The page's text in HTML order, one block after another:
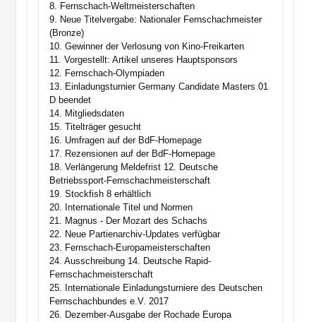
8. Fernschach-Weltmeisterschaften
9. Neue Titelvergabe: Nationaler Fernschachmeister
(Bronze)
10. Gewinner der Verlosung von Kino-Freikarten
11. Vorgestellt: Artikel unseres Hauptsponsors
12. Fernschach-Olympiaden
13. Einladungsturnier Germany Candidate Masters 01
D beendet
14. Mitgliedsdaten
15. Titelträger gesucht
16. Umfragen auf der BdF-Homepage
17. Rezensionen auf der BdF-Homepage
18. Verlängerung Meldefrist 12. Deutsche
Betriebssport-Fernschachmeisterschaft
19. Stockfish 8 erhältlich
20. Internationale Titel und Normen
21. Magnus - Der Mozart des Schachs
22. Neue Partienarchiv-Updates verfügbar
23. Fernschach-Europameisterschaften
24. Ausschreibung 14. Deutsche Rapid-
Fernschachmeisterschaft
25. Internationale Einladungsturniere des Deutschen
Fernschachbundes e.V. 2017
26. Dezember-Ausgabe der Rochade Europa